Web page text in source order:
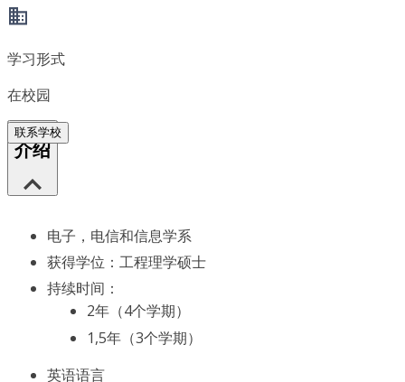
学习形式
在校园
联系学校
介绍
电子，电信和信息学系
获得学位：工程理学硕士
持续时间：
2年（4个学期）
1,5年（3个学期）
英语语言